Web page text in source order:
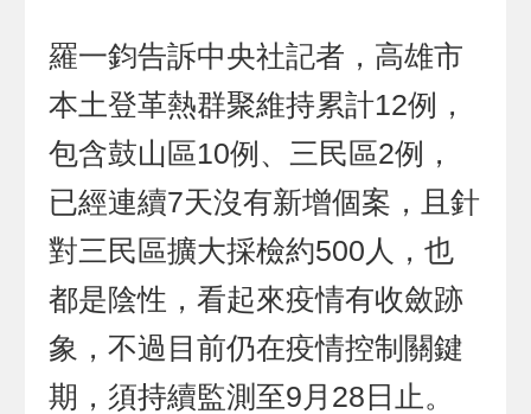
羅一鈞告訴中央社記者，高雄市
本土登革熱群聚維持累計12例，
包含鼓山區10例、三民區2例，
已經連續7天沒有新增個案，且針
對三民區擴大採檢約500人，也
都是陰性，看起來疫情有收斂跡
象，不過目前仍在疫情控制關鍵
期，須持續監測至9月28日止。